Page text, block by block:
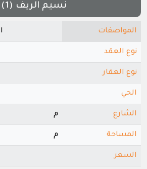
نسيم الريف (1)
المواصفات
نوع العقد
نوع العقار
الحي
الشارع م
المساحة م
السعر